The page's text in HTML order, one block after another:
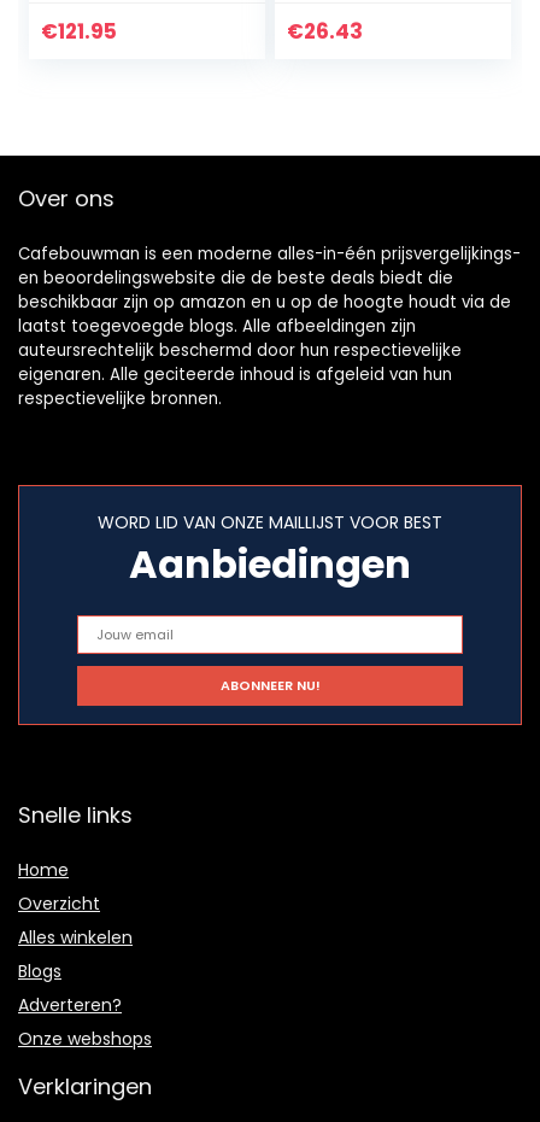
zelfnivellerende
€121.95
Ondersteuning
€26.43
Over ons
Cafebouwman is een moderne alles-in-één prijsvergelijkings-
en beoordelingswebsite die de beste deals biedt die
beschikbaar zijn op amazon en u op de hoogte houdt via de
laatst toegevoegde blogs. Alle afbeeldingen zijn
auteursrechtelijk beschermd door hun respectievelijke
eigenaren. Alle geciteerde inhoud is afgeleid van hun
respectievelijke bronnen.
WORD LID VAN ONZE MAILLIJST VOOR BEST
Aanbiedingen
Snelle links
Home
Overzicht
Alles winkelen
Blogs
Adverteren?
Onze webshops
Verklaringen